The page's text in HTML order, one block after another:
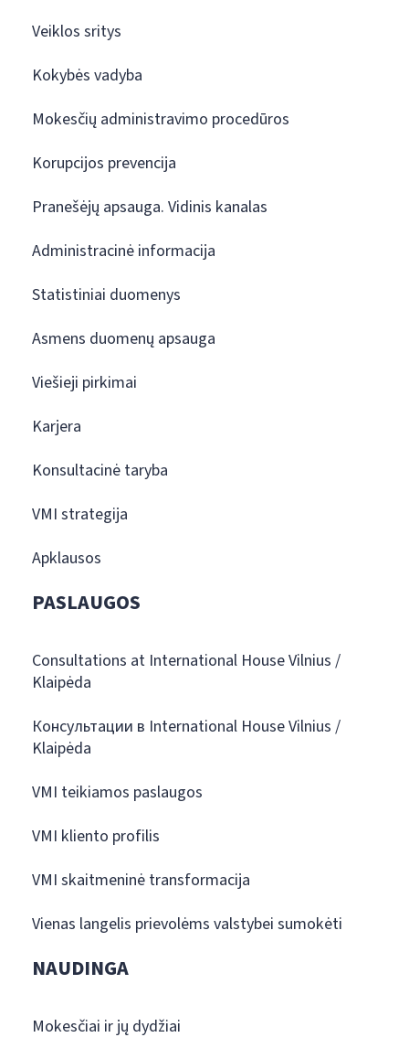
Veiklos sritys
Kokybės vadyba
Mokesčių administravimo procedūros
Korupcijos prevencija
Pranešėjų apsauga. Vidinis kanalas
Administracinė informacija
Statistiniai duomenys
Asmens duomenų apsauga
Viešieji pirkimai
Karjera
Konsultacinė taryba
VMI strategija
Apklausos
PASLAUGOS
Consultations at International House Vilnius /
Klaipėda
Консультации в International House Vilnius /
Klaipėda
VMI teikiamos paslaugos
VMI kliento profilis
VMI skaitmeninė transformacija
Vienas langelis prievolėms valstybei sumokėti
NAUDINGA
Mokesčiai ir jų dydžiai